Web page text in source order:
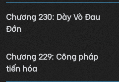
Chương 230: Dày Vò Đau
Đớn
Chương 229: Công pháp
tiến hóa